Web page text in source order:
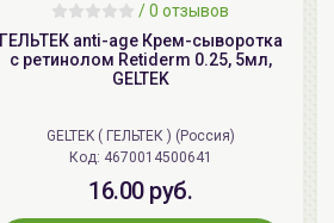
/0 отзывов
ГЕЛЬТЕК anti-age Крем-сыворотка
с ретинолом Retiderm 0.25, 5мл,
GELTEK
GELTEK ( ГЕЛЬТЕК ) (Россия)
Код: 4670014500641
16.00 руб.